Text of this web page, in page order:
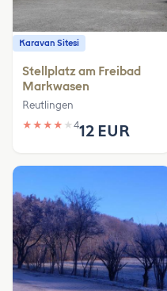
Karavan Sitesi
Stellplatz am Freibad
Markwasen
Reutlingen
★ ★ ★ ★ ★ 412 EUR